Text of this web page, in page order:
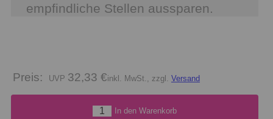
empfindliche Stellen aussparen.
Preis: 32,33 €inkl. MwSt., zzgl. Versand
In den Warenkorb